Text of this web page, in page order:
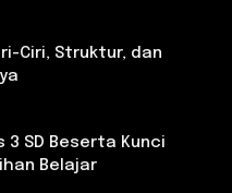
Ciri, Struktur, dan
3 SD Beserta Kunci
Belajar